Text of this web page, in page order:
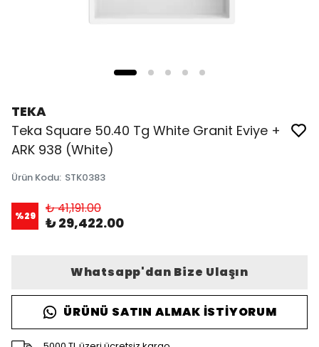
TEKA
Teka Square 50.40 Tg White Granit Eviye +
ARK 938 (White)
Ürün Kodu: STK0383
%29 ₺ 41,191.00
₺ 29,422.00
Whatsapp'dan Bize Ulaşın
ÜRÜNÜ SATIN ALMAK İSTIYORUM